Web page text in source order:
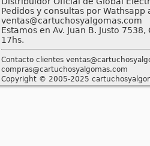
Pedidos y consultas por
ventas@cartuchosyalgomas.com
Estamos en Av. Juan B. Justo
17hs.
Contacto clientes
compras@cartuchosyalgomas.com
Copyright © 2005-2025